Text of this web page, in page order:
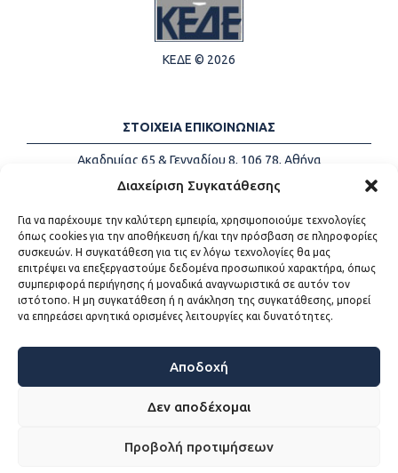
Διαχείριση Συγκατάθεσης
Για να παρέχουμε την καλύτερη εμπειρία, χρησιμοποιούμε τεχνολογίες
όπως cookies για την αποθήκευση ή/και την πρόσβαση σε πληροφορίες
συσκευών. Η συγκατάθεση για τις εν λόγω τεχνολογίες θα μας
επιτρέψει να επεξεργαστούμε δεδομένα προσωπικού χαρακτήρα, όπως
συμπεριφορά περιήγησης ή μοναδικά αναγνωριστικά σε αυτόν τον
ιστότοπο. Η μη συγκατάθεση ή η ανάκληση της συγκατάθεσης, μπορεί
να επηρεάσει αρνητικά ορισμένες λειτουργίες και δυνατότητες.
Αποδοχή
Δεν αποδέχομαι
Προβολή προτιμήσεων
ΚΕΔΕ © 2026
ΣΤΟΙΧΕΙΑ ΕΠΙΚΟΙΝΩΝΙΑΣ
Ακαδημίας 65 & Γενναδίου 8, 106 78, Αθήνα
Τηλέφωνα:
+30 213-2147500
Email:
info@kede.gr
ΧΡΗΣΙΜΟΙ ΣΥΝΔΕΣΜΟΙ
Η ΚΕΔΕ
Sitemap
Προσβασιμότητα
Όροι χρήσης
WEB DEVELOPMENT BY ΕΓΚΡΙΤΟΣ GROUP - ΣΥΝΕΡΓΑΣΙΑ Α.Ε.